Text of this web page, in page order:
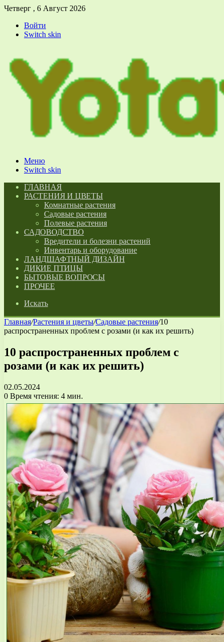
Четверг , 6 Август 2026
Войти
Switch skin
Меню
Switch skin
ГЛАВНАЯ
РАСТЕНИЯ И ЦВЕТЫ
Комнатные растения
Садовые растения
Полевые растения
САДОВОДСТВО
Вредители и болезни растений
Инвентарь и оборудование
ЛАНДШАФТНЫЙ ДИЗАЙН
ДИКИЕ ПТИЦЫ
БЫТОВЫЕ ВОПРОСЫ
ПРОЧЕЕ
Искать
Главная/Растения и цветы/Садовые растения/10
распространенных проблем с розами (и как их решить)
10 распространенных проблем с
розами (и как их решить)
02.05.2024
0 Время чтения: 4 мин.